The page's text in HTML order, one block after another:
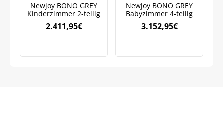
Newjoy BONO GREY
Kinderzimmer 2-teilig
2.411,95€
Newjoy BONO GREY
Babyzimmer 4-teilig
3.152,95€
Bleiben Sie auf dem Laufenden über
Neuigkeiten und Angebote.